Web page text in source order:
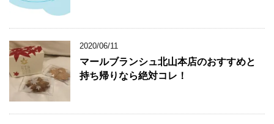
2020/06/11
マールブランシュ北山本店のおすすめと
持ち帰りなら絶対コレ！